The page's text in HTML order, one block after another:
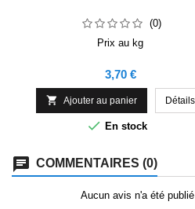
(0)
Prix au kg
Prix
3,70 €
 Ajouter au panier Détails
 En stock
COMMENTAIRES (0)
Aucun avis n'a été